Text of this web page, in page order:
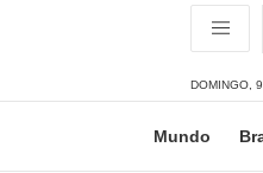
DOMINGO,
Mundo